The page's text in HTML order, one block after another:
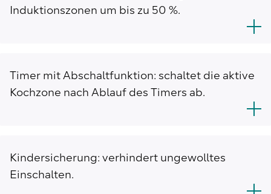
Induktionszonen um bis zu 50 %.
Timer mit Abschaltfunktion: schaltet die aktive
Kochzone nach Ablauf des Timers ab.
Kindersicherung: verhindert ungewolltes
Einschalten.